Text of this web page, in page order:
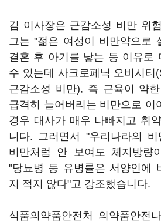
김 이사장은 근감소성 비만 위
그는 "젊은 여성이 비만약으로
결혼 후 아기를 낳는 등 이유로
수 있는데 사크로페닉 오비시티
근감소성 비만), 즉 근육이 약
급격히 늘어버리는 비만으로 이
경우 대사가 매우 나빠지고 취
니다. 그러면서 "우리나라의
비만처럼 안 보여도 체지방량
"당뇨병 등 유병률은 서양인에
지 적지 않다"고 강조했습니다.
식품의약품안전처 의약품안전